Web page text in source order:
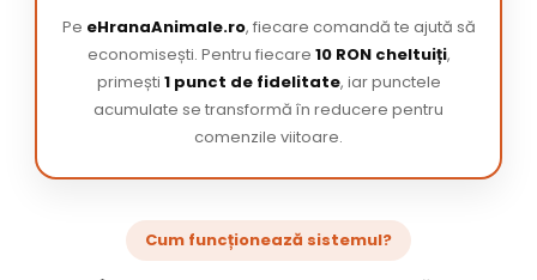
Pe eHranaAnimale.ro, fiecare comandă te ajută să
economisești. Pentru fiecare 10 RON cheltuiți,
primești 1 punct de fidelitate, iar punctele
acumulate se transformă în reducere pentru
comenzile viitoare.
Cum funcționează sistemul?